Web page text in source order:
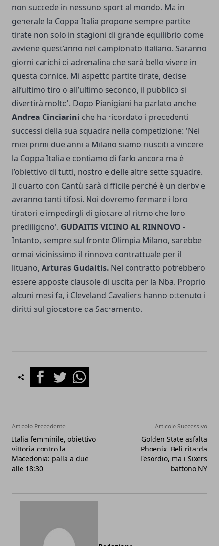
non succede in nessuno sport al mondo. Ma in
generale la Coppa Italia propone sempre partite
tirate non solo in stagioni di grande equilibrio come
avviene quest’anno nel campionato italiano. Saranno
giorni carichi di adrenalina che sarà bello vivere in
questa cornice. Mi aspetto partite tirate, decise
all’ultimo tiro o all’ultimo secondo, il pubblico si
divertirà molto'. Dopo Pianigiani ha parlato anche
Andrea Cinciarini che ha ricordato i precedenti
successi della sua squadra nella competizione: 'Nei
miei primi due anni a Milano siamo riusciti a vincere
la Coppa Italia e contiamo di farlo ancora ma è
l’obiettivo di tutti, nostro e delle altre sette squadre.
Il quarto con Cantù sarà difficile perché è un derby e
avranno tanti tifosi. Noi dovremo fermare i loro
tiratori e impedirgli di giocare al ritmo che loro
prediligono'. GUDAITIS VICINO AL RINNOVO -
Intanto, sempre sul fronte Olimpia Milano, sarebbe
ormai vicinissimo il rinnovo contrattuale per il
lituano, Arturas Gudaitis. Nel contratto potrebbero
essere apposte clausole di uscita per la Nba. Proprio
alcuni mesi fa, i Cleveland Cavaliers hanno ottenuto i
diritti sul giocatore da Sacramento.
FacebookTwitterWhatsapp
Articolo Precedente
Italia femminile, obiettivo
vittoria contro la
Macedonia: palla a due
alle 18:30
Articolo Successivo
Golden State asfalta
Phoenix. Beli ritarda
l'esordio, ma i Sixers
battono NY